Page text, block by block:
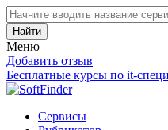
Найти
Меню
Добавить отзыв
Бесплатные курсы по it-
Сервисы